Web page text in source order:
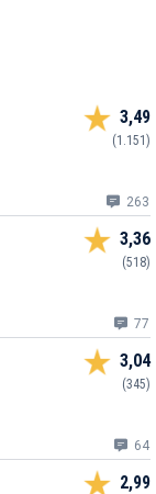
3,49
(1.151)
263
3,36
(518)
77
3,04
(345)
64
2,99